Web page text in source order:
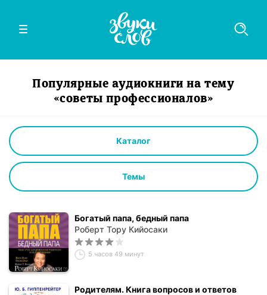
Популярные аудиокниги на тему
«советы профессионалов»
Каталог
Темы
Богатый папа, бедный папа
Роберт Тору Кийосаки
5 часов 49 минут
Родителям. Книга вопросов и ответов